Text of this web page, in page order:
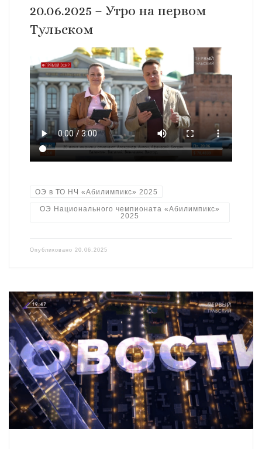
20.06.2025 – Утро на первом
Тульском
ОЭ в ТО НЧ «Абилимпикс» 2025
ОЭ Национального чемпионата «Абилимпикс»
2025
Опубликовано 20.06.2025